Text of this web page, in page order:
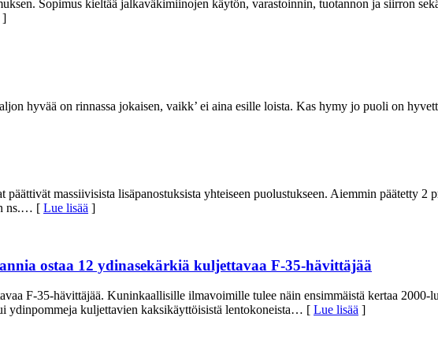
Sopimus kieltää jalkaväkimiinojen käytön, varastoinnin, tuotannon ja siirron
]
hyvää on rinnassa jokaisen, vaikk’ ei aina esille loista. Kas hymy jo puoli on
massiivisista lisäpanostuksista yhteiseen puolustukseen. Aiemmin päätetty 2
ns.… [ Lue lisää ]
ostaa 12 ydinasekärkiä kuljettavaa F-35-hävittäjää
F-35-hävittäjää. Kuninkaallisille ilmavoimille tulee näin ensimmäistä kertaa 2000-
kuljettavien kaksikäyttöisistä lentokoneista… [ Lue lisää ]